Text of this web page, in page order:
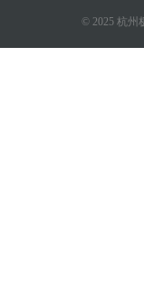
© 2025 杭州